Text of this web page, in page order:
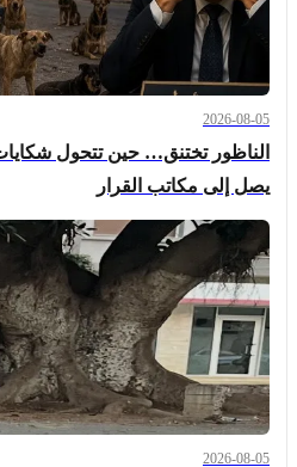
2026-08-05
الناظور تختنق… حين تتحول
يصل إلى مكاتب القرار
2026-08-05